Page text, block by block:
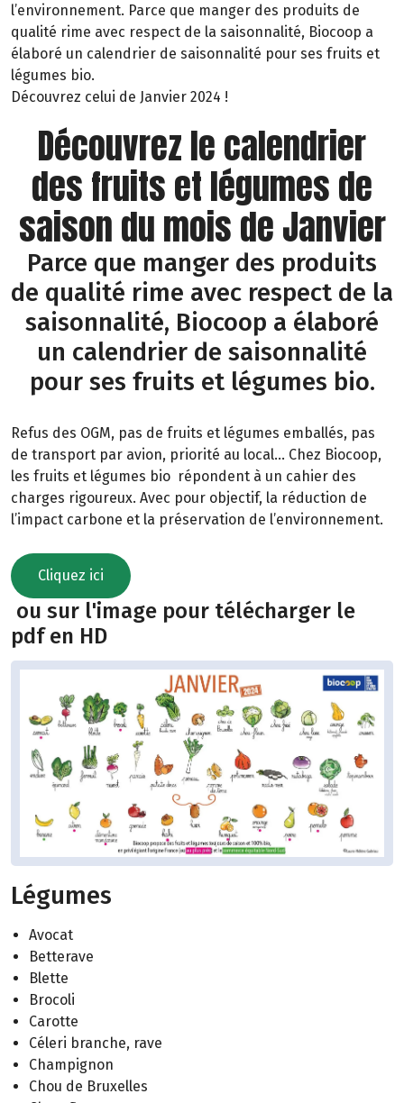
l’environnement. Parce que manger des produits de
qualité rime avec respect de la saisonnalité, Biocoop a
élaboré un calendrier de saisonnalité pour ses fruits et
légumes bio.
Découvrez celui de Janvier 2024 !
Découvrez le calendrier
des fruits et légumes de
saison du mois de Janvier
Parce que manger des produits
de qualité rime avec respect de la
saisonnalité, Biocoop a élaboré
un calendrier de saisonnalité
pour ses fruits et légumes bio.
Refus des OGM, pas de fruits et légumes emballés, pas
de transport par avion, priorité au local… Chez Biocoop,
les fruits et légumes bio répondent à un cahier des
charges rigoureux. Avec pour objectif, la réduction de
l’impact carbone et la préservation de l’environnement.
Cliquez ici
ou sur l'image pour télécharger le
pdf en HD
Légumes
Avocat
Betterave
Blette
Brocoli
Carotte
Céleri branche, rave
Champignon
Chou de Bruxelles